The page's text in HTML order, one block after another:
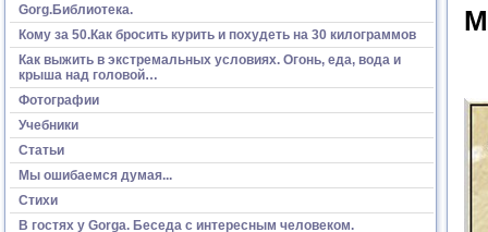
Gorg.Библиотека.
Кому за 50.Как бросить курить и похудеть на 30 килограммов
Как выжить в экстремальных условиях. Огонь, еда, вода и
крыша над головой…
Фотографии
Учебники
Статьи
Мы ошибаемся думая...
Стихи
В гостях у Gorga. Беседа с интересным человеком.